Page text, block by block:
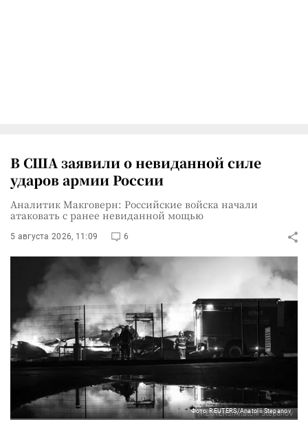
В США заявили о невиданной силе
ударов армии России
Аналитик Макговерн: Российские войска начали
атаковать с ранее невиданной мощью
5 августа 2026, 11:09 6
Фото: REUTERS/Anatolii Stepanov